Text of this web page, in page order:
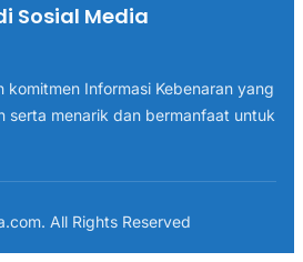
Sosial Media
komitmen Informasi Kebenaran yang
serta menarik dan bermanfaat untuk
All Rights Reserved